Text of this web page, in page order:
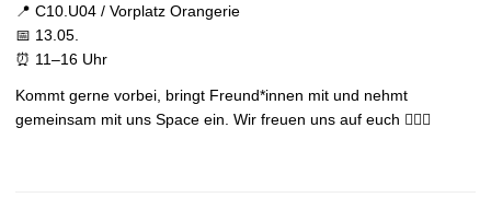
📍 C10.U04 / Vorplatz Orangerie
📅 13.05.
⏰ 11–16 Uhr
Kommt gerne vorbei, bringt Freund*innen mit und nehmt
gemeinsam mit uns Space ein. Wir freuen uns auf euch 🧚🏽‍♀️